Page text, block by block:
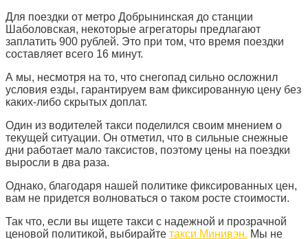
Для поездки от метро Добрынинская до станции
Шаболовская, некоторые агрегаторы предлагают
заплатить 900 рублей. Это при том, что время поездки
составляет всего 16 минут.
А мы, несмотря на то, что снегопад сильно осложнил
условия езды, гарантируем вам фиксированную цену без
каких-либо скрытых доплат.
Один из водителей такси поделился своим мнением о
текущей ситуации. Он отметил, что в сильные снежные
дни работает мало таксистов, поэтому цены на поездки
выросли в два раза.
Однако, благодаря нашей политике фиксированных цен,
вам не придется волноваться о таком росте стоимости.
Так что, если вы ищете такси с надежной и прозрачной
ценовой политикой, выбирайте такси Минивэн. Мы не